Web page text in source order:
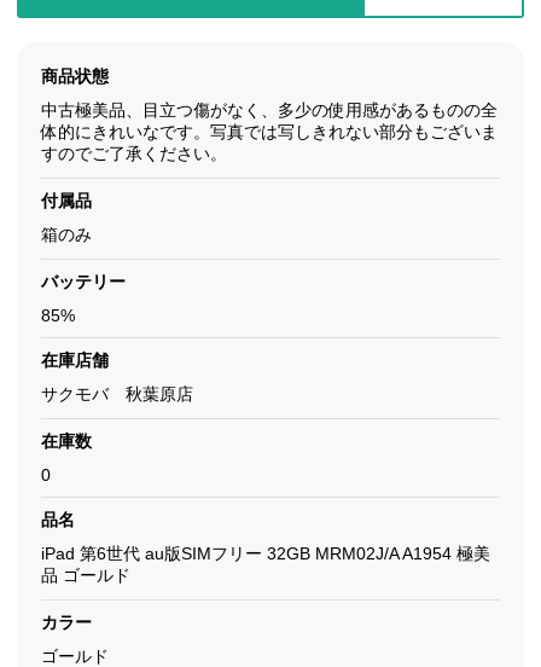
商品状態
中古極美品、目立つ傷がなく、多少の使用感があるものの全
体的にきれいなです。写真では写しきれない部分もございま
すのでご了承ください。
付属品
箱のみ
バッテリー
85%
在庫店舗
サクモバ 秋葉原店
在庫数
0
品名
iPad 第6世代 au版SIMフリー 32GB MRM02J/A A1954 極美
品 ゴールド
カラー
ゴールド